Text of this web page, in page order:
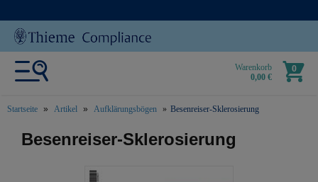
Warenkorb
0,00 €
0
Startseite Artikel Aufklärungsbögen Besenreiser-Sklerosierung
text.skipToContent
text.skipToNavigation
Besenreiser-Sklerosierung